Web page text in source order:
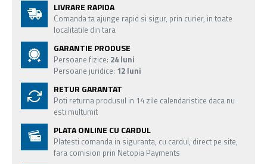
LIVRARE RAPIDA
Comanda ta ajunge rapid si sigur, prin curier, in toate
localitatile din tara
GARANTIE PRODUSE
Persoane fizice: 24 luni
Persoane juridice: 12 luni
RETUR GARANTAT
Poti returna produsul in 14 zile calendaristice daca nu
esti multumit
PLATA ONLINE CU CARDUL
Platesti comanda in siguranta, cu cardul, direct pe site,
fara comision prin Netopia Payments